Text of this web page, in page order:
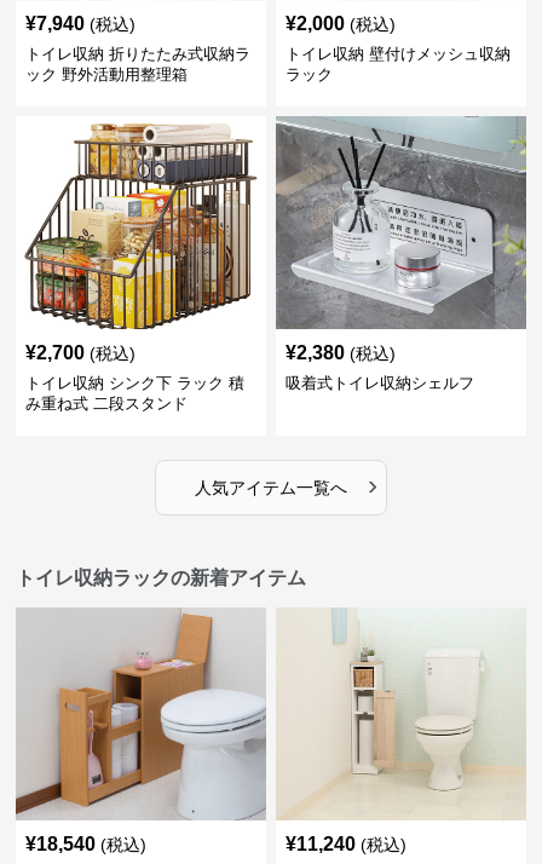
¥7,940 (税込)
トイレ収納 折りたたみ式収納ラ
ック 野外活動用整理箱
¥2,000 (税込)
トイレ収納 壁付けメッシュ収納
ラック
¥2,700 (税込)
トイレ収納 シンク下 ラック 積
み重ね式 二段スタンド
¥2,380 (税込)
吸着式トイレ収納シェルフ
人気アイテム一覧へ ›
トイレ収納ラックの新着アイテム
¥18,540 (税込) ¥11,240 (税込)